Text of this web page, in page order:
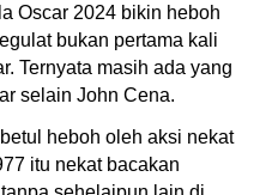
Oscar 2024 bikin heboh
bukan pertama kali
Ternyata masih ada yang
selain John Cena.
heboh oleh aksi nekat
itu nekat bacakan